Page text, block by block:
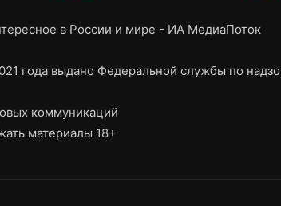
в России и мире - ИА МедиаПоток
года выдано Федеральной службы по
коммуникаций
материалы 18+